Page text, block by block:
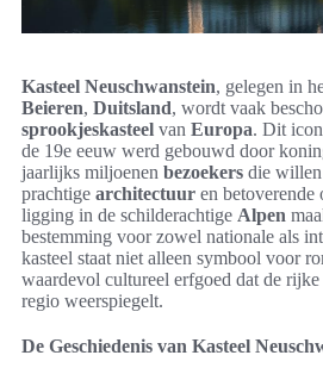
Kasteel Neuschwanstein, gelegen in
Beieren, Duitsland, wordt vaak
sprookjeskasteel van Europa. Dit
de 19e eeuw werd gebouwd door
jaarlijks miljoenen bezoekers die willen
prachtige architectuur en
ligging in de schilderachtige Alpen
bestemming voor zowel nationale als
kasteel staat niet alleen symbool voor
waardevol cultureel erfgoed dat de rijke
regio weerspiegelt.
De Geschiedenis van Kasteel